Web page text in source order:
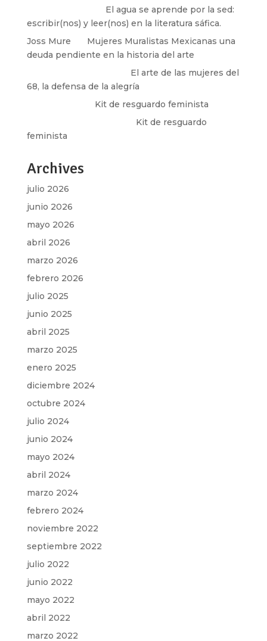
El agua se aprende por la sed:
escribir(nos) y leer(nos) en la literatura sáfica.
Joss Mure
Mujeres Muralistas Mexicanas una
deuda pendiente en la historia del arte
El arte de las mujeres del
68, la defensa de la alegría
Kit de resguardo feminista
Kit de resguardo
feminista
Archives
julio 2026
junio 2026
mayo 2026
abril 2026
marzo 2026
febrero 2026
julio 2025
junio 2025
abril 2025
marzo 2025
enero 2025
diciembre 2024
octubre 2024
julio 2024
junio 2024
mayo 2024
abril 2024
marzo 2024
febrero 2024
noviembre 2022
septiembre 2022
julio 2022
junio 2022
mayo 2022
abril 2022
marzo 2022